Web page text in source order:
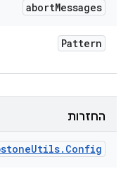
abortMessages
Pattern
החזרות
Utils. Config